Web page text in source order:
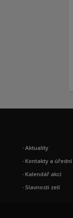
Aktuality
Kontakty a
Kalendář akcí
Slavnosti zelí